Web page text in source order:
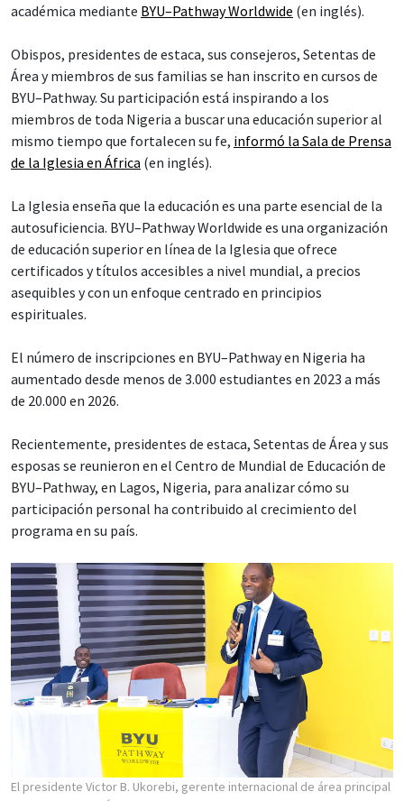
académica mediante BYU–Pathway Worldwide (en inglés).
Obispos, presidentes de estaca, sus consejeros, Setentas de
Área y miembros de sus familias se han inscrito en cursos de
BYU–Pathway. Su participación está inspirando a los
miembros de toda Nigeria a buscar una educación superior al
mismo tiempo que fortalecen su fe, informó la Sala de Prensa
de la Iglesia en África (en inglés).
La Iglesia enseña que la educación es una parte esencial de la
autosuficiencia. BYU–Pathway Worldwide es una organización
de educación superior en línea de la Iglesia que ofrece
certificados y títulos accesibles a nivel mundial, a precios
asequibles y con un enfoque centrado en principios
espirituales.
El número de inscripciones en BYU–Pathway en Nigeria ha
aumentado desde menos de 3.000 estudiantes en 2023 a más
de 20.000 en 2026.
Recientemente, presidentes de estaca, Setentas de Área y sus
esposas se reunieron en el Centro de Mundial de Educación de
BYU–Pathway, en Lagos, Nigeria, para analizar cómo su
participación personal ha contribuido al crecimiento del
programa en su país.
El presidente Victor B. Ukorebi, gerente internacional de área principal